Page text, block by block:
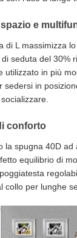
e
di L massimizza
seduta del 30%
utilizzato in più
sedersi in
conforto
la spugna 40D ad
equilibrio di
collo per lunghe